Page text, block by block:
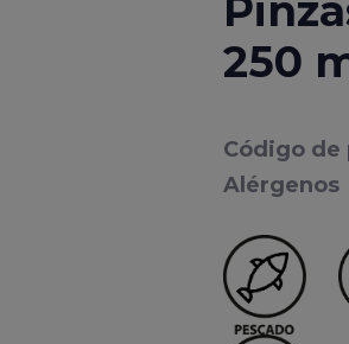
250
Código
Alérgenos